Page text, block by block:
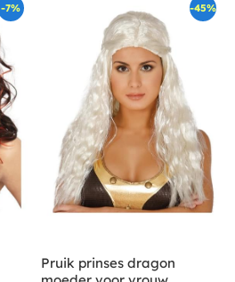
-7% -45%
Pruik prinses dragon